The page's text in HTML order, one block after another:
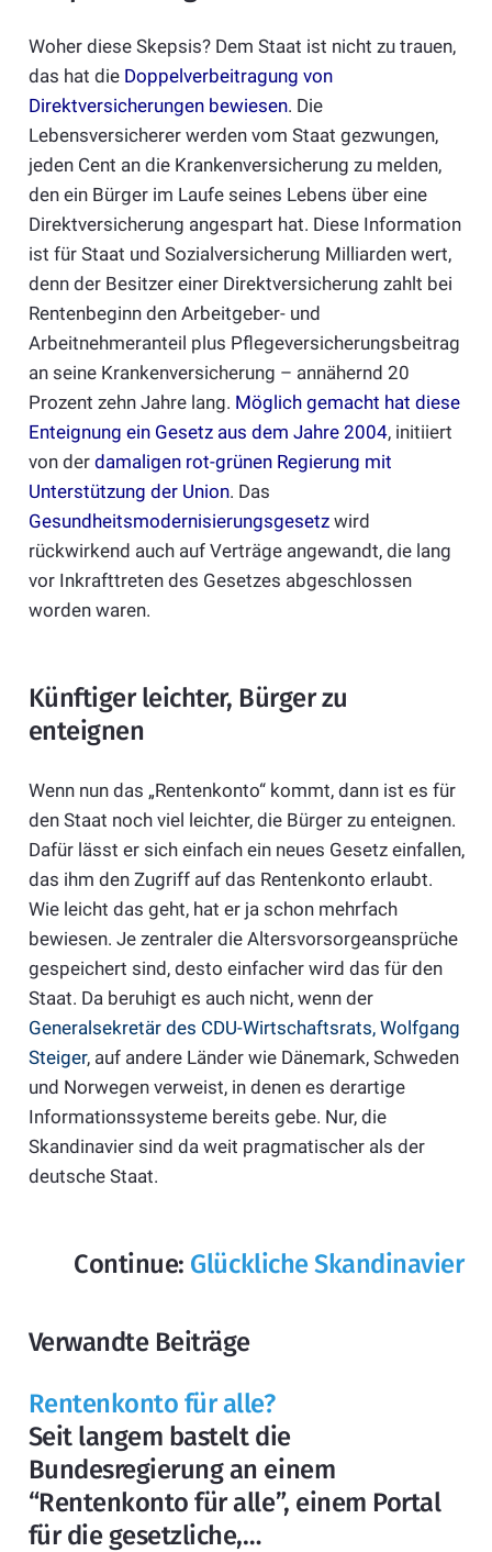
Woher diese Skepsis? Dem Staat ist nicht zu trauen,
das hat die Doppelverbeitragung von
Direktversicherungen bewiesen. Die
Lebensversicherer werden vom Staat gezwungen,
jeden Cent an die Krankenversicherung zu melden,
den ein Bürger im Laufe seines Lebens über eine
Direktversicherung angespart hat. Diese Information
ist für Staat und Sozialversicherung Milliarden wert,
denn der Besitzer einer Direktversicherung zahlt bei
Rentenbeginn den Arbeitgeber- und
Arbeitnehmeranteil plus Pflegeversicherungsbeitrag
an seine Krankenversicherung – annähernd 20
Prozent zehn Jahre lang. Möglich gemacht hat diese
Enteignung ein Gesetz aus dem Jahre 2004, initiiert
von der damaligen rot-grünen Regierung mit
Unterstützung der Union. Das
Gesundheitsmodernisierungsgesetz wird
rückwirkend auch auf Verträge angewandt, die lang
vor Inkrafttreten des Gesetzes abgeschlossen
worden waren.
Künftiger leichter, Bürger zu
enteignen
Wenn nun das „Rentenkonto“ kommt, dann ist es für
den Staat noch viel leichter, die Bürger zu enteignen.
Dafür lässt er sich einfach ein neues Gesetz einfallen,
das ihm den Zugriff auf das Rentenkonto erlaubt.
Wie leicht das geht, hat er ja schon mehrfach
bewiesen. Je zentraler die Altersvorsorgeansprüche
gespeichert sind, desto einfacher wird das für den
Staat. Da beruhigt es auch nicht, wenn der
Generalsekretär des CDU-Wirtschaftsrats, Wolfgang
Steiger, auf andere Länder wie Dänemark, Schweden
und Norwegen verweist, in denen es derartige
Informationssysteme bereits gebe. Nur, die
Skandinavier sind da weit pragmatischer als der
deutsche Staat.
Continue: Glückliche Skandinavier
Verwandte Beiträge
Rentenkonto für alle?
Seit langem bastelt die
Bundesregierung an einem
“Rentenkonto für alle”, einem Portal
für die gesetzliche,…